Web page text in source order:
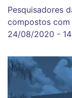
Pesquisadores
compostos
24/08/2020 -